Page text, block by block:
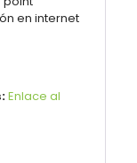
en internet
Enlace al